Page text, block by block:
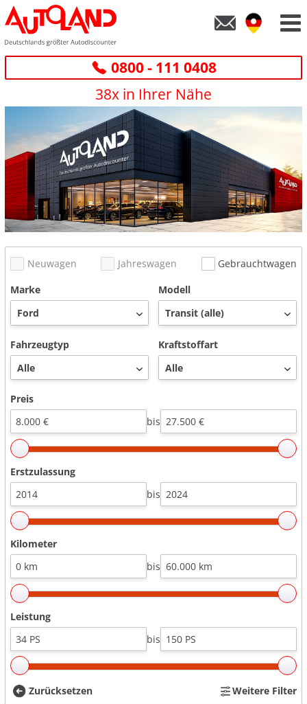
0800 - 111 0408
38x in Ihrer Nähe
Neuwagen Jahreswagen
Gebrauchtwagen
Marke
Modell
Fahrzeugtyp Kraftstoffart
Preis
bis
Erstzulassung
bis
Kilometer
bis
Leistung
bis
Zurücksetzen Weitere Filter